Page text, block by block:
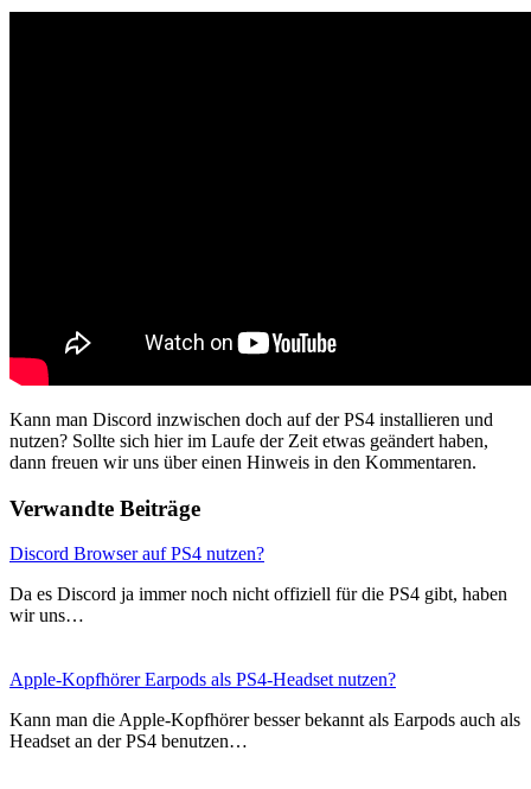
Kann man Discord inzwischen doch auf der PS4 installieren und
nutzen? Sollte sich hier im Laufe der Zeit etwas geändert haben,
dann freuen wir uns über einen Hinweis in den Kommentaren.
Verwandte Beiträge
Discord Browser auf PS4 nutzen?
Da es Discord ja immer noch nicht offiziell für die PS4 gibt, haben
wir uns…
Apple-Kopfhörer Earpods als PS4-Headset nutzen?
Kann man die Apple-Kopfhörer besser bekannt als Earpods auch als
Headset an der PS4 benutzen…